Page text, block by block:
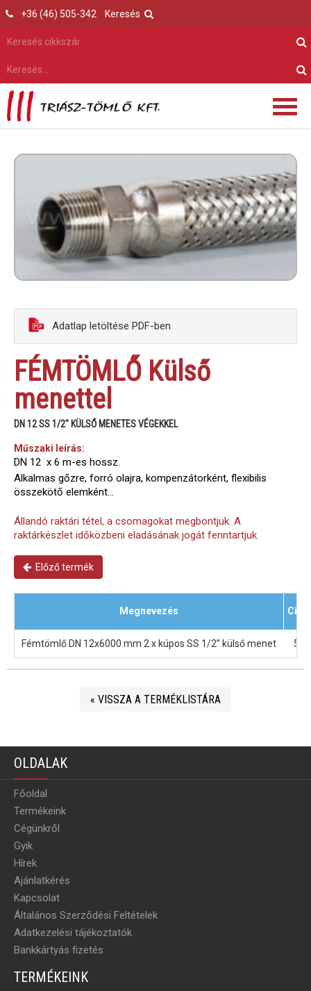
Keresés
+36 (46) 505-342
Adatlap letöltése PDF-ben
FÉMTÖMLŐ Külső
menettel
DN 12 SS 1/2" KÜLSŐ MENETES VÉGEKKEL
Műszaki leírás:
DN 12 x 6 m-es hossz.
Alkalmas gőzre, forró olajra, kompenzátorként, flexibilis
összekötő elemként...
Állandó raktári tétel, a csomagokat megbontjuk. A
raktárkészlet időközbeni eladásának jogát fenntartjuk.
Előző termék
Megnevezés
Fémtömlő DN 12x6000 mm 2 x kúpos SS 1/2” külső menet
« VISSZA A TERMÉKLISTÁRA
OLDALAK
Főoldal
Termékeink
Cégünkről
Gyik
Hírek
Ajánlatkérés
Kapcsolat
Általános Szerződési Feltételek
Adatkezelési tájékoztatók
Bankkártyás fizetés
TERMÉKEINK